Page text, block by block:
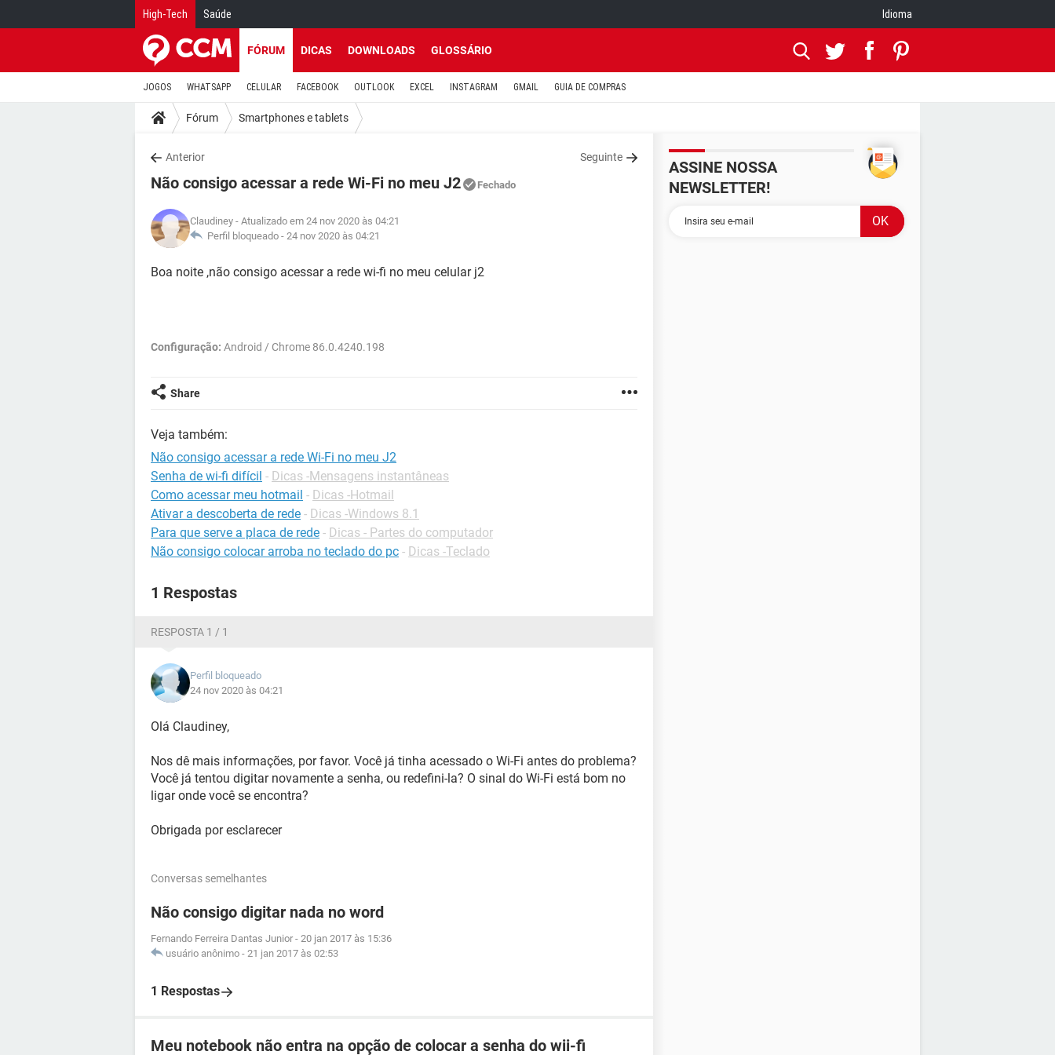
High-Tech Saúde Idioma
FÓRUM DICAS DOWNLOADS GLOSSÁRIO
JOGOS WHATSAPP CELULAR FACEBOOK OUTLOOK EXCEL INSTAGRAM GMAIL GUIA DE COMPRAS
Fórum Smartphones e tablets
Anterior Seguinte
Não consigo acessar a rede Wi-Fi no meu J2 Fechado
Claudiney - Atualizado em 24 nov 2020 às 04:21
Perfil bloqueado - 24 nov 2020 às 04:21
Boa noite ,não consigo acessar a rede wi-fi no meu celular j2
Configuração: Android / Chrome 86.0.4240.198
Share
Veja também:
Não consigo acessar a rede Wi-Fi no meu J2
Senha de wi-fi difícil - Dicas -Mensagens instantâneas
Como acessar meu hotmail - Dicas -Hotmail
Ativar a descoberta de rede - Dicas -Windows 8.1
Para que serve a placa de rede - Dicas - Partes do computador
Não consigo colocar arroba no teclado do pc - Dicas -Teclado
1 Respostas
RESPOSTA 1 / 1
Perfil bloqueado
24 nov 2020 às 04:21
Olá Claudiney,
Nos dê mais informações, por favor. Você já tinha acessado o Wi-Fi antes do problema?
Você já tentou digitar novamente a senha, ou redefini-la? O sinal do Wi-Fi está bom no
ligar onde você se encontra?
Obrigada por esclarecer
Conversas semelhantes
Não consigo digitar nada no word
Fernando Ferreira Dantas Junior - 20 jan 2017 às 15:36
usuário anônimo - 21 jan 2017 às 02:53
1 Respostas
Meu notebook não entra na opção de colocar a senha do wii-fi
ASSINE NOSSA
NEWSLETTER!